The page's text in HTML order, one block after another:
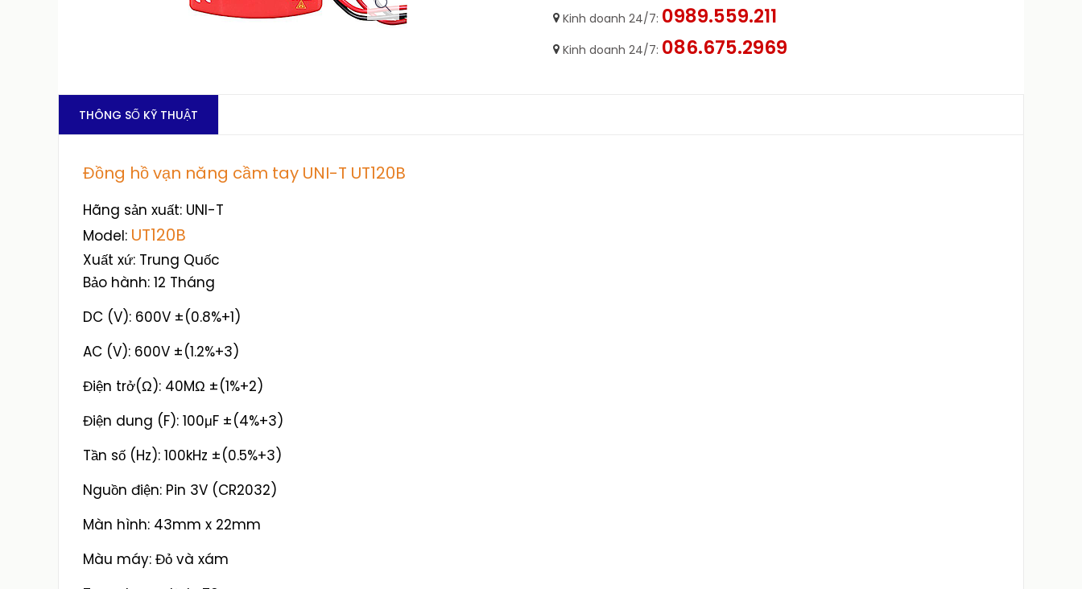
Kinh doanh 24/7: 0989.559.211
Kinh doanh 24/7: 086.675.2969
THÔNG SỐ KỸ THUẬT
Đồng hồ vạn năng cầm tay UNI-T UT120B
Hãng sản xuất: UNI-T
Model: UT120B
Xuất xứ: Trung Quốc
Bảo hành: 12 Tháng
DC (V): 600V ±(0.8%+1)
AC (V): 600V ±(1.2%+3)
Điện trở(Ω): 40MΩ ±(1%+2)
Điện dung (F): 100μF ±(4%+3)
Tần số (Hz): 100kHz ±(0.5%+3)
Nguồn điện: Pin 3V (CR2032)
Màn hình: 43mm x 22mm
Màu máy: Đỏ và xám